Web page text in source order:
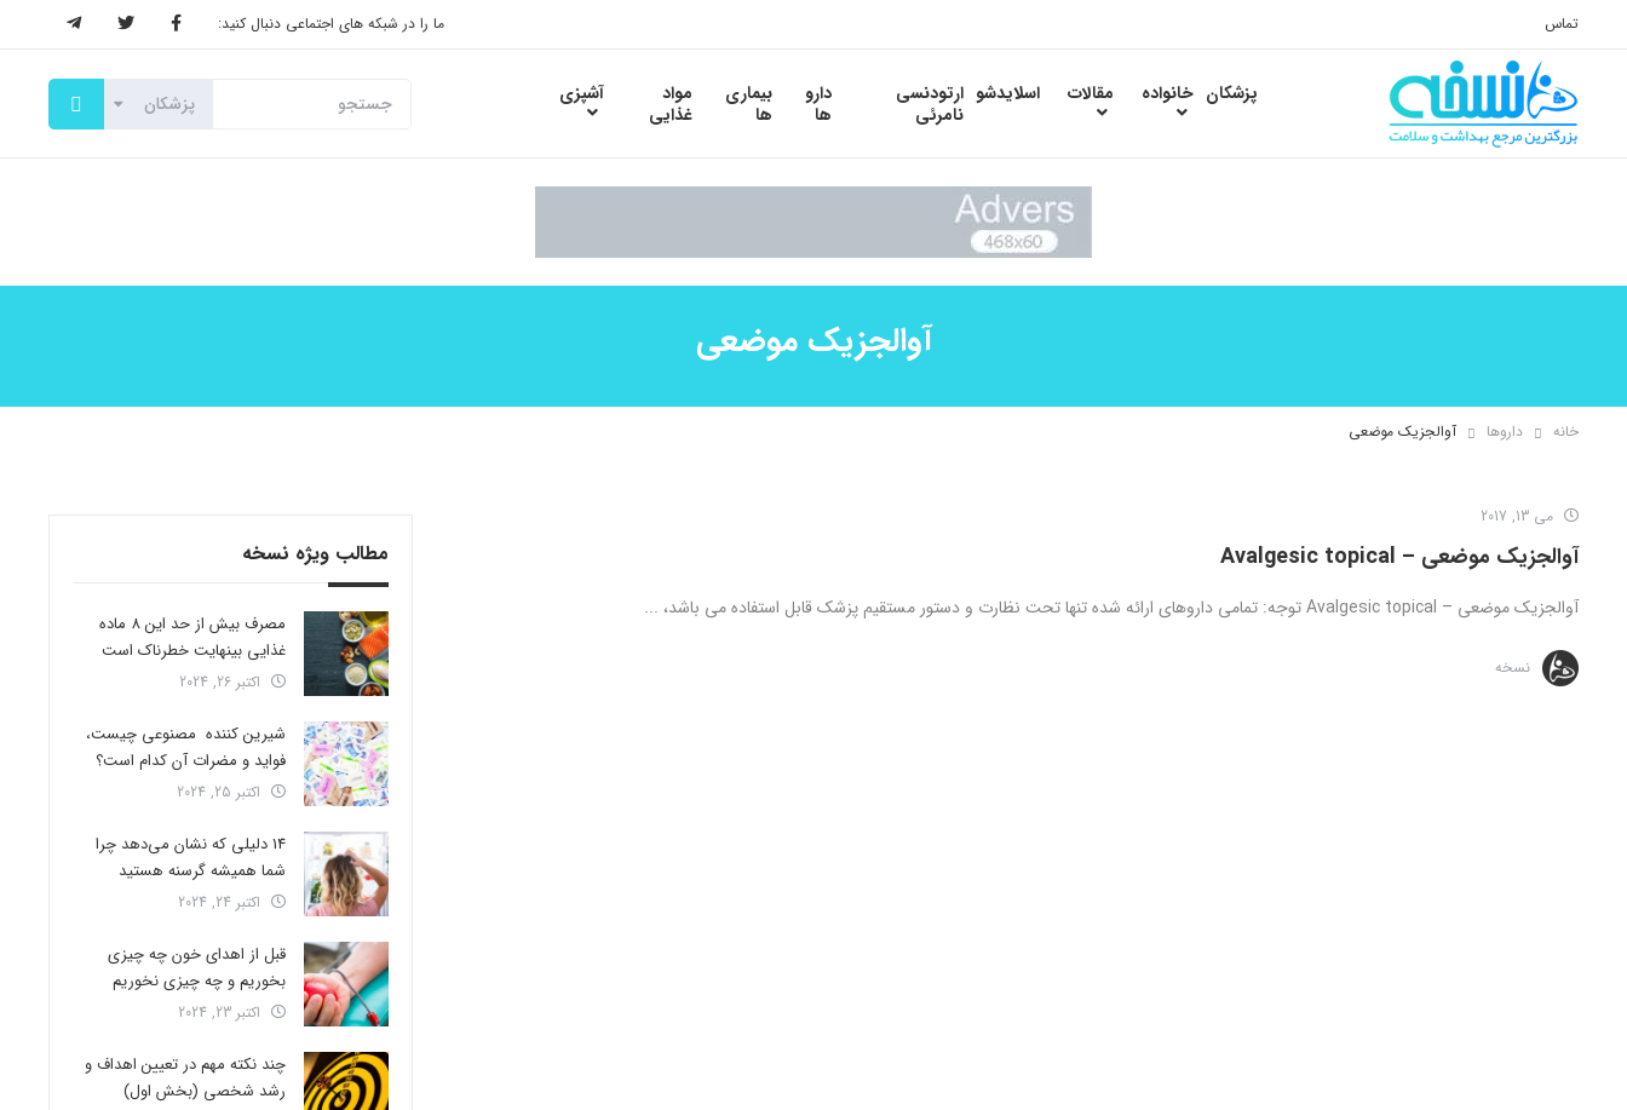
تماس ما را در شبکه های اجتماعی دنبال کنید:
پزشکان خانواده مقالات اسلایدشو ارتودنسی
نامرئی
دارو
ها
بیماری
ها
مواد
غذایی
آشپزی
آوالجزیک موضعی
خانه داروها آوالجزیک موضعی
می 13, 2017
آوالجزیک موضعی – Avalgesic topical
آوالجزیک موضعی – Avalgesic topical توجه: تمامی داروهای ارائه شده تنها تحت نظارت و دستور مستقیم پزشک قابل استفاده می باشد، ...
نسخه
مطالب ویژه نسخه
مصرف بیش از حد این 8 ماده
غذایی بینهایت خطرناک است
اکتبر 26, 2024
شیرین کننده مصنوعی چیست،
فواید و مضرات آن کدام است؟
اکتبر 25, 2024
14 دلیلی که نشان می‌دهد چرا
شما همیشه گرسنه هستید
اکتبر 24, 2024
قبل از اهدای خون چه چیزی
بخوریم و چه چیزی نخوریم
اکتبر 23, 2024
چند نکته مهم در تعیین اهداف و
رشد شخصی (بخش اول)